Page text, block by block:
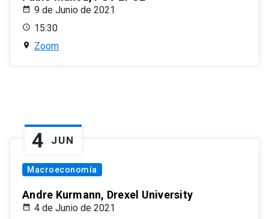
9 de Junio de 2021
15:30
Zoom
4 JUN
Macroeconomía
Andre Kurmann, Drexel University
4 de Junio de 2021